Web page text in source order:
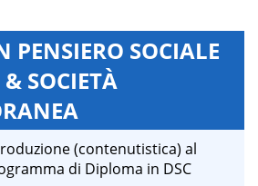
PENSIERO SOCIALE
SOCIETÀ
(contenutistica) al
di Diploma in DSC